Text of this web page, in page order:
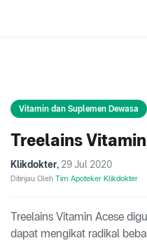
Vitamin dan Suplemen Dewasa
Treelains
Klikdokter, 29 Jul 2020
Ditinjau Oleh Tim Apoteker Klikdokter
Treelains Vitamin Acese
dapat mengikat radikal